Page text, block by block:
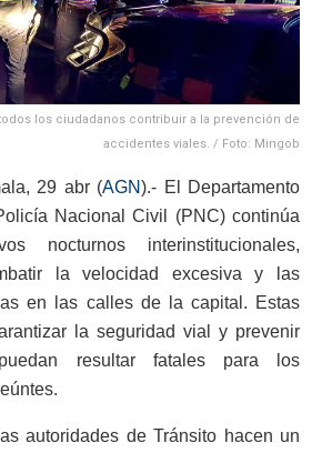
los ciudadanos contribuir a la prevención de
accidentes viales. / Foto: Mingob
29 abr (AGN).- El Departamento
Nacional Civil (PNC) continúa
nocturnos interinstitucionales,
la velocidad excesiva y las
en las calles de la capital. Estas
la seguridad vial y prevenir
resultar fatales para los
autoridades de Tránsito hacen un